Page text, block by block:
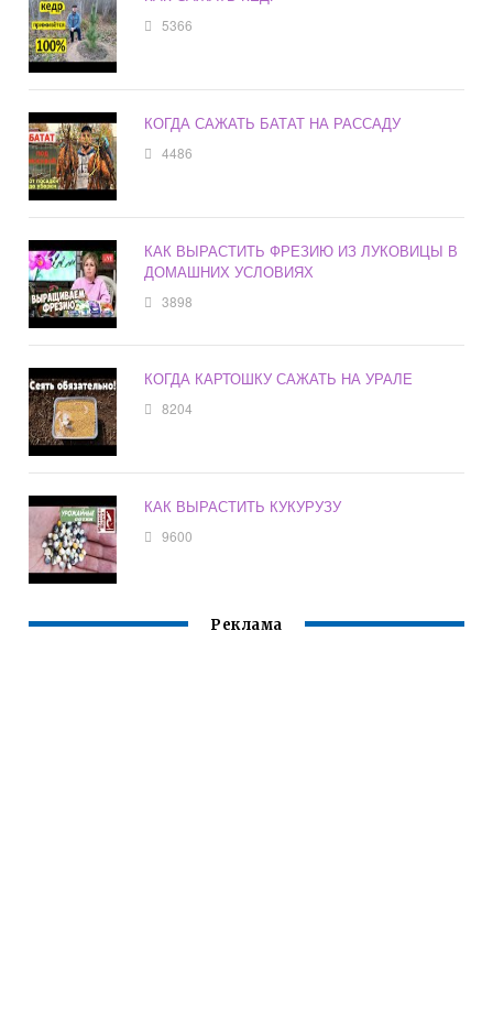
5366
КОГДА САЖАТЬ БАТАТ НА РАССАДУ
4486
КАК ВЫРАСТИТЬ ФРЕЗИЮ ИЗ ЛУКОВИЦЫ В
ДОМАШНИХ УСЛОВИЯХ
3898
КОГДА КАРТОШКУ САЖАТЬ НА УРАЛЕ
8204
КАК ВЫРАСТИТЬ КУКУРУЗУ
9600
Реклама